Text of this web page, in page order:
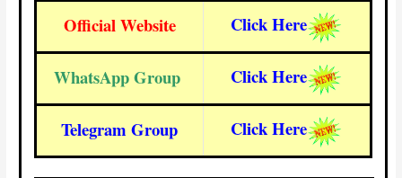
Official Website Click Here
WhatsApp Group Click Here
Telegram Group Click Here